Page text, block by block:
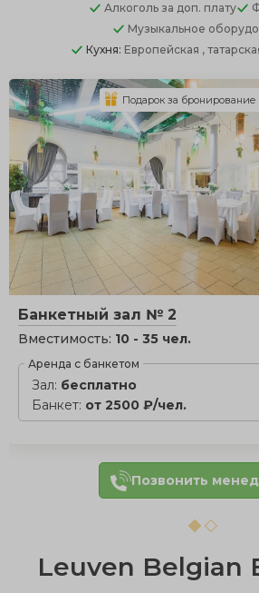
Алкоголь за доп. плату
Музыкальное
Кухня: Европейская ,
Банкетный зал № 2
Вместимость: 10 - 35 чел.
Аренда с банкетом
Зал: бесплатно
Банкет: от 2500 ₽/чел.
Подарок за бронирование
Позвонить
Leuven Belgian